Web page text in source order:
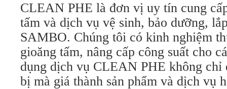
CLEAN PHE là đơn vị uy tín cung
tấm và dịch vụ vệ sinh, bảo dưỡng,
SAMBO. Chúng tôi có kinh nghiệm
gioăng tấm, nâng cấp công suất cho
dụng dịch vụ CLEAN PHE không chỉ
bị mà giá thành sản phẩm và dịch vụ